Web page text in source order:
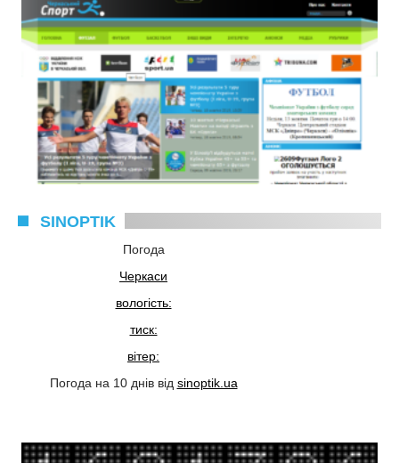
SINOPTIK
Погода
Черкаси
вологість:
тиск:
вітер:
Погода на 10 днів від sinoptik.ua